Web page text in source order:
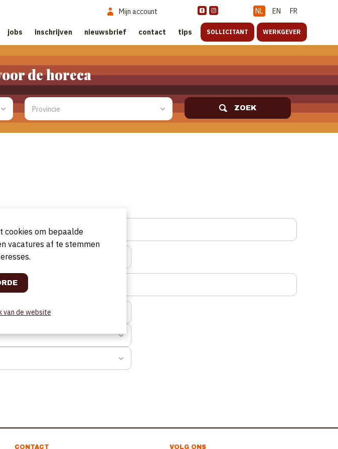
NL EN FR
Mijn account
jobs inschrijven nieuwsbrief contact tips SOLLICITANT WERKGEVER
de horeca
ZOEK
CONTACT VOLG ONS
cookies om bepaalde
vacatures af te stemmen
van de website